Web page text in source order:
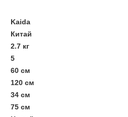
Kaida
Китай
2.7 кг
5
60 см
120 см
34 см
75 см